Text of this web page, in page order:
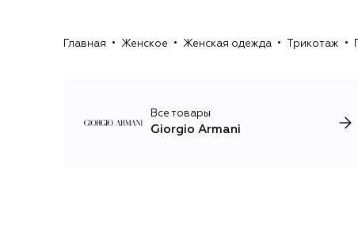
Главная Женское Женская одежда Трикотаж
Все товары
Giorgio Armani